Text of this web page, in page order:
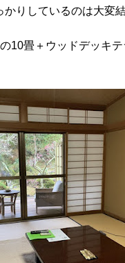
りしているのは大変
10畳＋ウッドデッキ